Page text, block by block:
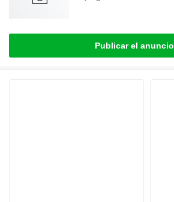
Publicar el anuncio